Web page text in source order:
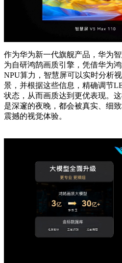
作为华为新一代旗舰产品，华为
为自研鸿鹄画质引擎，凭借华为
NPU算力，智慧屏可以实时分析
景，并根据这些信息，精确调节
状态，从而画质达到更优表现。
是深邃的夜晚，都会被真实、细
震撼的视觉体验。